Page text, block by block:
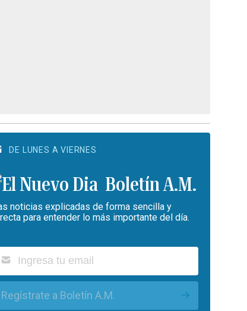
DE LUNES A VIERNES
Boletín A.M.
noticias explicadas de forma sencilla y
para entender lo más importante del día.
Regístrate a Boletín A.M.